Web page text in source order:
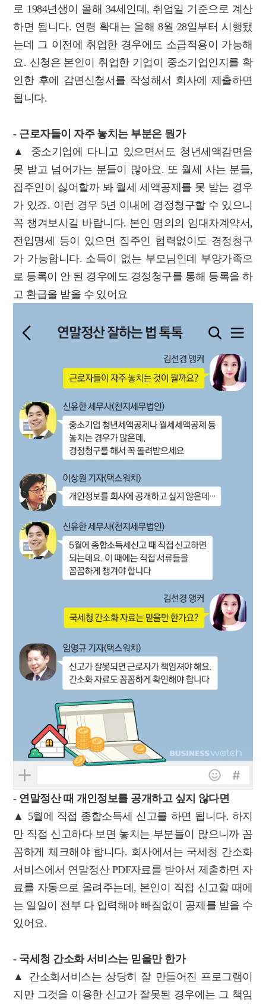
로 1984년생이 올해 34세인데, 취업일 기준으로 계산
하면 됩니다. 연령 확대는 올해 8월 28일부터 시행됐
는데 그 이전에 취업한 경우에도 소급적용이 가능해
요. 신청은 본인이 취업한 기업이 중소기업인지를 확
인한 후에 감면신청서를 작성해서 회사에 제출하면
됩니다.
- 근로자들이 자주 놓치는 부분은 뭔가
▲ 중소기업에 다니고 있으면서도 청년세액감면을
못 받고 넘어가는 분들이 많아요. 또 월세 사는 분들,
집주인이 싫어할까 봐 월세 세액공제를 못 받는 경우
가 있죠. 이런 경우 5년 이내에 경정청구할 수 있으니
꼭 챙겨보시길 바랍니다. 본인 명의의 임대차계약서,
전입명세 등이 있으면 집주인 협력없이도 경정청구
가 가능합니다. 소득이 없는 부모님인데 부양가족으
로 등록이 안 된 경우에도 경정청구를 통해 등록을 하
고 환급을 받을 수 있어요
- 연말정산 때 개인정보를 공개하고 싶지 않다면
▲ 5월에 직접 종합소득세 신고를 하면 됩니다. 하지
만 직접 신고하다 보면 놓치는 부분들이 많으니까 꼼
꼼하게 체크해야 합니다. 회사에서는 국세청 간소화
서비스에서 연말정산 PDF자료를 받아서 제출하면 자
료를 자동으로 올려주는데, 본인이 직접 신고할 때에
는 일일이 전부 다 입력해야 빠짐없이 공제를 받을 수
있어요.
- 국세청 간소화 서비스는 믿을만 한가
▲ 간소화서비스는 상당히 잘 만들어진 프로그램이
지만 그것을 이용한 신고가 잘못된 경우에는 그 책임